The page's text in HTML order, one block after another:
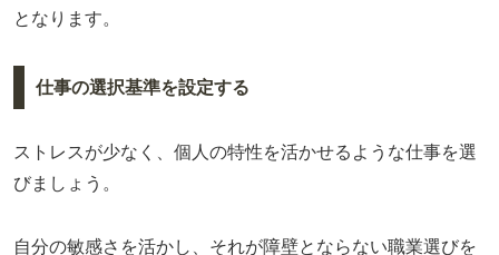
となります。
仕事の選択基準を設定する
ストレスが少なく、個人の特性を活かせるような仕事を選
びましょう。
自分の敏感さを活かし、それが障壁とならない職業選びを